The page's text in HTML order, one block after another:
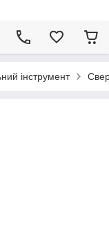
інструмент